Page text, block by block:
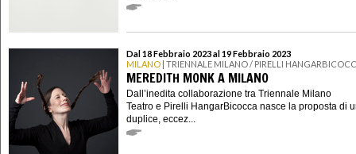
Dal 18 Febbraio 2023 al 19 Febbraio 2023
MILANO | TRIENNALE MILANO / PIRELLI
MEREDITH MONK A MILANO
Dall’inedita collaborazione tra Triennale Milano
Teatro e Pirelli HangarBicocca nasce la proposta di
duplice, eccez...